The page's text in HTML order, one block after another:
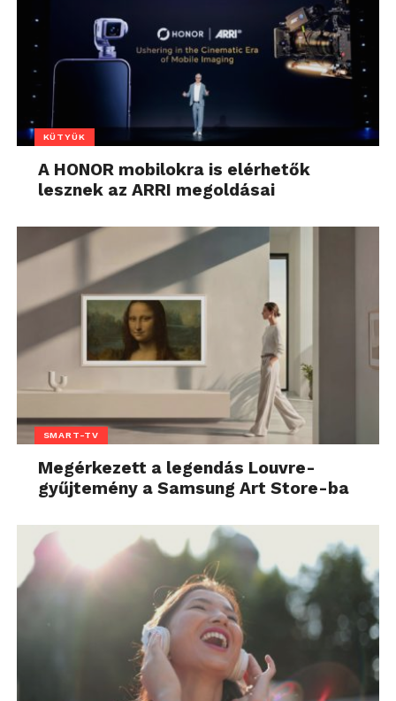
KÜTYÜK
A HONOR mobilokra is elérhetők
lesznek az ARRI megoldásai
SMART-TV
Megérkezett a legendás Louvre-
gyűjtemény a Samsung Art Store-ba